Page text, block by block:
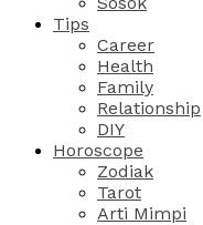
Tips
Career
Health
Family
Relationship
DIY
Horoscope
Zodiak
Tarot
Arti Mimpi